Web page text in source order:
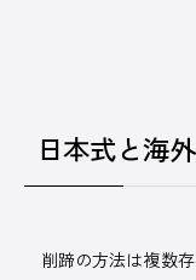
日本式と海
削蹄の方法は複数